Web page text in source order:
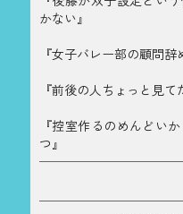
かない』
『女子バレー部の顧問
『前後の人ちょっと見
『控室作るのめんどい
つ』